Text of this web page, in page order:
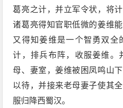
葛亮之计，并立军令状，将
诸葛亮得知官职低微的姜维
又得知姜维是一个智勇双全
计，排兵布阵，收服姜维。
母、妻室，姜维被困凤鸣山
以待，并接来老母妻子使其
服归降西蜀汉。